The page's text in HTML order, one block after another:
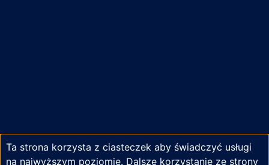
Ta strona korzysta z ciasteczek aby świadczyć usługi
na najwyższym poziomie. Dalsze korzystanie ze strony